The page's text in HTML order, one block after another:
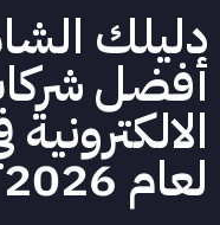
دليلك
أفضل
لعام 2026